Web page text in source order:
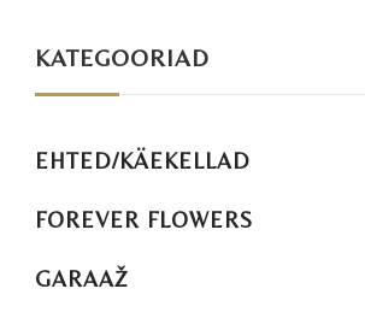
KATEGOORIAD
EHTED/KÄEKELLAD
FOREVER FLOWERS
GARAAŽ